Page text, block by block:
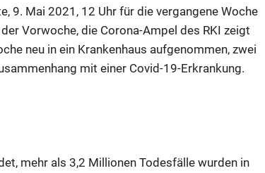
9. Mai 2021, 12 Uhr für die vergangene Woche
Vorwoche, die Corona-Ampel des RKI zeigt
neu in ein Krankenhaus aufgenommen, zwei
mit einer Covid-19-Erkrankung.
mehr als 3,2 Millionen Todesfälle wurden in